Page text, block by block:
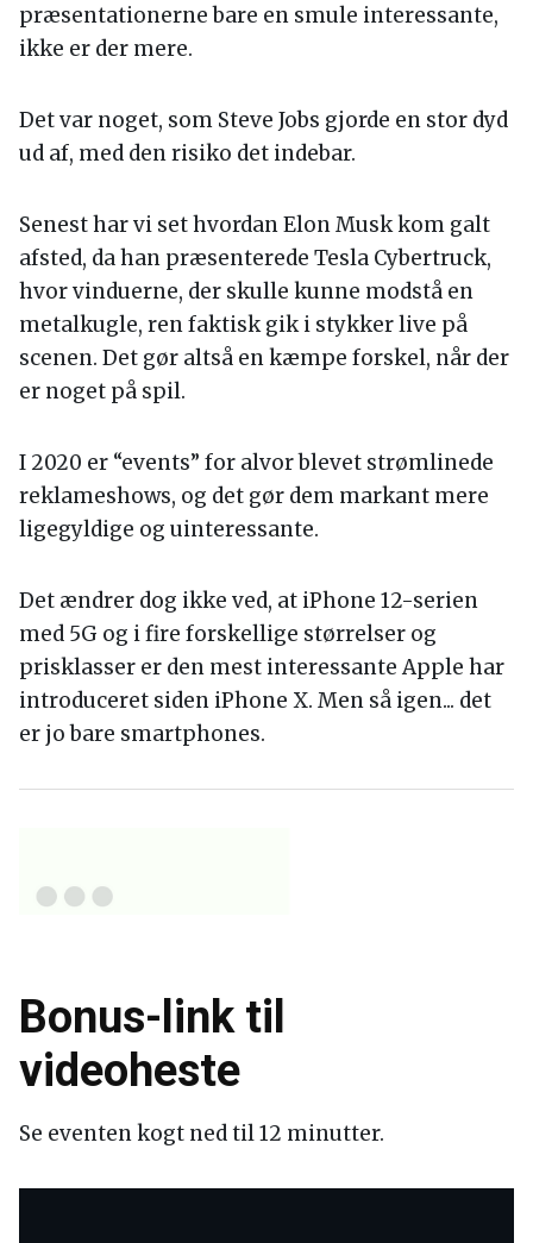
præsentationerne bare en smule interessante,
ikke er der mere.
Det var noget, som Steve Jobs gjorde en stor dyd
ud af, med den risiko det indebar.
Senest har vi set hvordan Elon Musk kom galt
afsted, da han præsenterede Tesla Cybertruck,
hvor vinduerne, der skulle kunne modstå en
metalkugle, ren faktisk gik i stykker live på
scenen. Det gør altså en kæmpe forskel, når der
er noget på spil.
I 2020 er “events” for alvor blevet strømlinede
reklameshows, og det gør dem markant mere
ligegyldige og uinteressante.
Det ændrer dog ikke ved, at iPhone 12-serien
med 5G og i fire forskellige størrelser og
prisklasser er den mest interessante Apple har
introduceret siden iPhone X. Men så igen... det
er jo bare smartphones.
Bonus-link til
videoheste
Se eventen kogt ned til 12 minutter.